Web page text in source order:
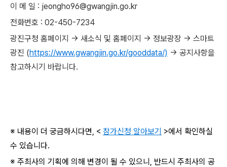
이 메 일 : jeongho96@gwangjin.go.kr
전화번호 : 02-450-7234
광진구청 홈페이지 → 새소식 및 홈페이지 → 정보광장 → 스마트
광진 (https://www.gwangjin.go.kr/gooddata/) → 공지사항을
참고하시기 바랍니다.
※ 내용이 더 궁금하시다면, < 참가신청 알아보기 >에서 확인하실
수 있습니다.
※ 주최사의 기획에 의해 변경이 될 수 있으니, 반드시 주최사의 공